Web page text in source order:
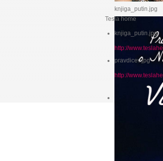
knjiga_putin.jpg
Tesla home
knjiga_putin.jpg
http://
pravdicev.jpg
http://